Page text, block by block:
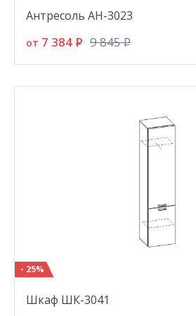
Антресоль АН-3023
от 7 384 P 9 845P
- 25%
Шкаф ШК-3041